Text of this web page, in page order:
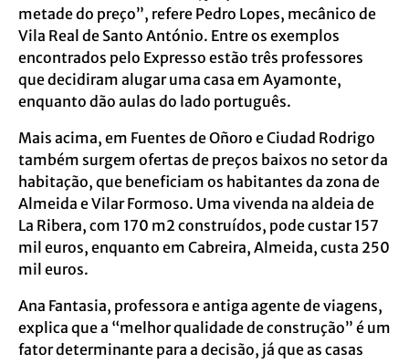
metade do preço”, refere Pedro Lopes, mecânico de
Vila Real de Santo António. Entre os exemplos
encontrados pelo Expresso estão três professores
que decidiram alugar uma casa em Ayamonte,
enquanto dão aulas do lado português.
Mais acima, em Fuentes de Oñoro e Ciudad Rodrigo
também surgem ofertas de preços baixos no setor da
habitação, que beneficiam os habitantes da zona de
Almeida e Vilar Formoso. Uma vivenda na aldeia de
La Ribera, com 170 m2 construídos, pode custar 157
mil euros, enquanto em Cabreira, Almeida, custa 250
mil euros.
Ana Fantasia, professora e antiga agente de viagens,
explica que a “melhor qualidade de construção” é um
fator determinante para a decisão, já que as casas